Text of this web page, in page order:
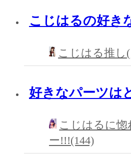
こじはるの好き
こじはる推し
好きなパーツは
こじはるに惚
ー!!!(144)